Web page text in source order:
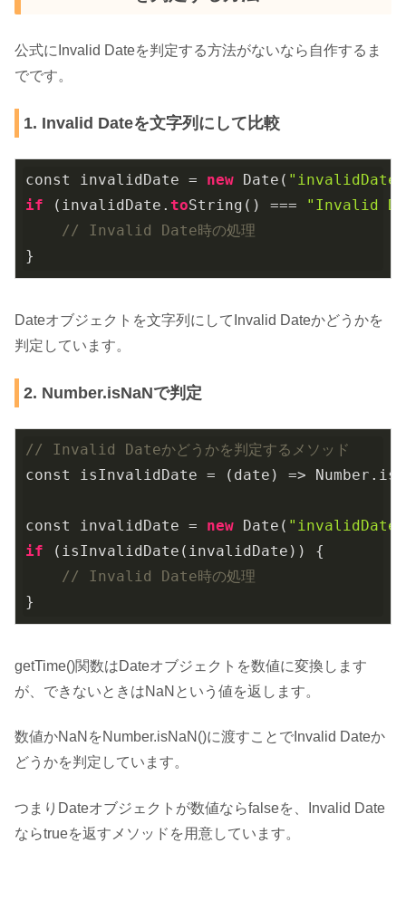
公式にInvalid Dateを判定する方法がないなら自作するま
でです。
1. Invalid Dateを文字列にして比較
const invalidDate = new Date( "invalidDate"
if (invalidDate.toString() === "Invalid
// Invalid Date時の処理
}
Dateオブジェクトを文字列にしてInvalid Dateかどうかを
判定しています。
2. Number.isNaNで判定
// Invalid Dateかどうかを判定するメソッド
const isInvalidDate = ( date ) => Number . is
const invalidDate = new Date( "invalidDate"
if (isInvalidDate( invalidDate ) ) {
// Invalid Date時の処理
}
getTime()関数はDateオブジェクトを数値に変換します
が、できないときはNaNという値を返します。
数値かNaNをNumber.isNaN()に渡すことでInvalid Dateか
どうかを判定しています。
つまりDateオブジェクトが数値ならfalseを、Invalid Date
ならtrueを返すメソッドを用意しています。